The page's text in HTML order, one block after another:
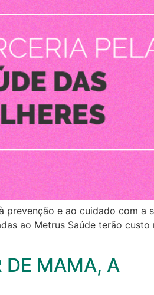
prevenção e ao cuidado com a
ao Metrus Saúde terão
DE MAMA, A